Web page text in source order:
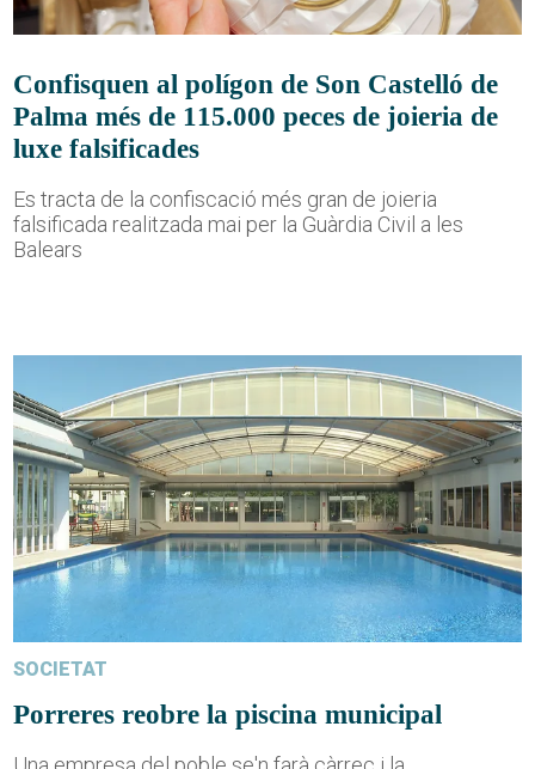
Confisquen al polígon de Son Castelló de
Palma més de 115.000 peces de joieria de
luxe falsificades
Es tracta de la confiscació més gran de joieria
falsificada realitzada mai per la Guàrdia Civil a les
Balears
SOCIETAT
Porreres reobre la piscina municipal